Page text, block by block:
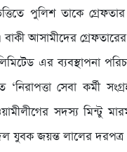
পুলিশ তাকে
আসামীদের গ্রেফতারের
এর ব্যবস্থাপনা
‘নিরাপত্তা সেবা কর্মী
সদস্য মিন্টু
যুবক জয়ন্ত লালের দরপত্র